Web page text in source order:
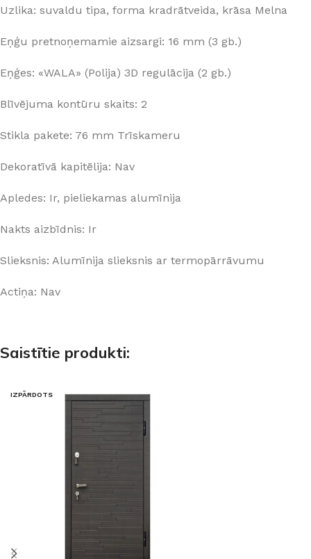
Uzlika: suvaldu tipa, forma kradrātveida, krāsa Melna
Eņģu pretnoņemamie aizsargi: 16 mm (3 gb.)
Eņģes: «WALA» (Polija) 3D regulācija (2 gb.)
Blīvējuma kontūru skaits: 2
Stikla pakete: 76 mm Trīskameru
Dekoratīvā kapitēlija: Nav
Apledes: Ir, pieliekamas alumīnija
Nakts aizbīdnis: Ir
Slieksnis: Alumīnija slieksnis ar termopārrāvumu
Actiņa: Nav
Saistītie produkti:
IZPĀRDOTS